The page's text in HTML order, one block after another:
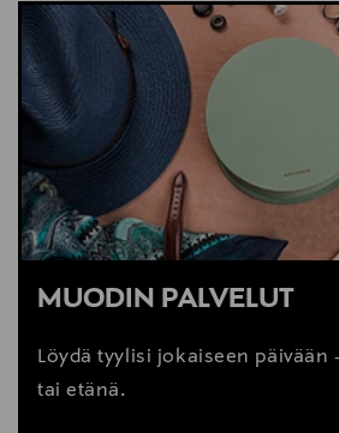
LUE LISÄÄ
MUODIN PALVELUT
Löydä tyylisi jokaiseen päivään
tai etänä.